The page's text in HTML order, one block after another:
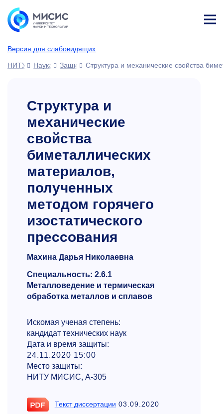
Версия для слабовидящих
ине
НИТУ МИСИС
Наука Защиты диссертаций
Структура и механические свойства
Структура и
механические
свойства
биметаллических
материалов,
полученных
методом горячего
изостатического
прессования
Махина Дарья Николаевна
Специальность: 2.6.1
Металловедение и термическая
обработка металлов и сплавов
Искомая ученая степень:
кандидат технических наук
Дата и время защиты:
24.11.2020 15:00
Место защиты:
НИТУ МИСИС, А-305
Текст диссертации 03.09.2020